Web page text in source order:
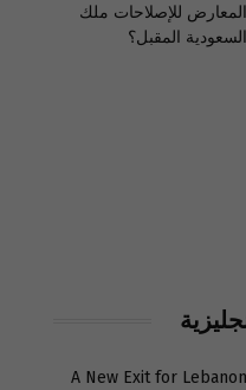
المعارض للإصلاحات ملك
السعودية المقبل؟
A New Exit for